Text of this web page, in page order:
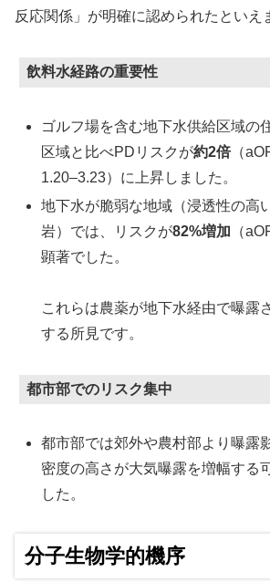
反応関係」が明確に認められたといえ
飲料水経路の重要性
ゴルフ場を含む地下水供給区域の
区域と比べPDリスクが約2倍（
1.20–3.23）に上昇しました。
地下水が脆弱な地域（浸透性の高
岩）では、リスクが82%増加 （
顕著でした。
これらは農薬が地下水経由で曝露
する所見です。
都市部でのリスク集中
都市部では郊外や農村部より曝露
密度の高さが大気曝露を増幅する
した。
分子生物学的機序